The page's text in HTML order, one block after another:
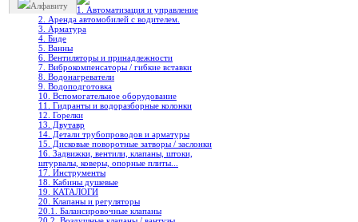
Алфавиту
1. Автоматизация и управление
2. Аренда автомобилей с водителем.
3. Арматура
4. Биде
5. Ванны
6. Вентиляторы и принадлежности
7. Виброкомпенсаторы / гибкие вставки
8. Водонагреватели
9. Водоподготовка
10. Вспомогательное оборудование
11. Гидранты и водоразборные колонки
12. Горелки
13. Двутавр
14. Детали трубопроводов и арматуры
15. Дисковые поворотные затворы / заслонки
16. Задвижки, вентили, клапаны, штоки,
штурвалы, коверы, опорные плиты...
17. Инструменты
18. Кабины душевые
19. КАТАЛОГИ
20. Клапаны и регуляторы
20.1. Балансировочные клапаны